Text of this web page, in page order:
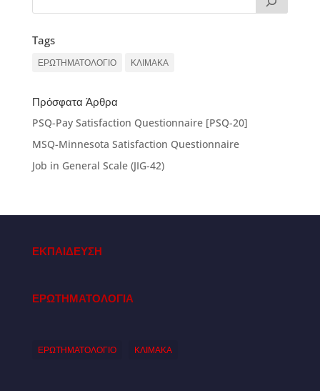
Tags
ΕΡΩΤΗΜΑΤΟΛΟΓΙΟ ΚΛΙΜΑΚΑ
Πρόσφατα Άρθρα
PSQ-Pay Satisfaction Questionnaire [PSQ-20]
MSQ-Minnesota Satisfaction Questionnaire
Job in General Scale (JIG-42)
ΕΚΠΑΙΔΕΥΣΗ
ΕΡΩΤΗΜΑΤΟΛΟΓΙΑ
ΕΡΩΤΗΜΑΤΟΛΟΓΙΟ ΚΛΙΜΑΚΑ